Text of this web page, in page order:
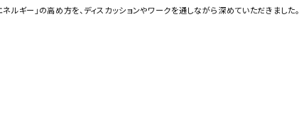
ルギー」の高め方を、ディスカッションやワークを通しながら深めていただきました。